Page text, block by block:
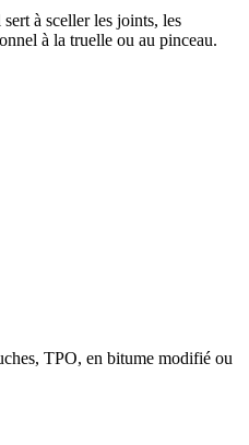
à sceller les joints, les
à la truelle ou au pinceau.
TPO, en bitume modifié ou